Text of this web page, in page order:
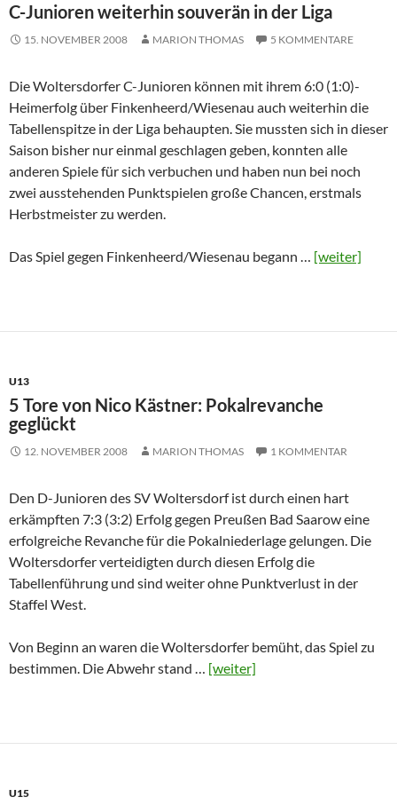
C-Junioren weiterhin souverän in der Liga
15. NOVEMBER 2008 MARION THOMAS 5 KOMMENTARE
Die Woltersdorfer C-Junioren können mit ihrem 6:0 (1:0)-
Heimerfolg über Finkenheerd/Wiesenau auch weiterhin die
Tabellenspitze in der Liga behaupten. Sie mussten sich in dieser
Saison bisher nur einmal geschlagen geben, konnten alle
anderen Spiele für sich verbuchen und haben nun bei noch
zwei ausstehenden Punktspielen große Chancen, erstmals
Herbstmeister zu werden.
Das Spiel gegen Finkenheerd/Wiesenau begann … [weiter]
U13
5 Tore von Nico Kästner: Pokalrevanche
geglückt
12. NOVEMBER 2008 MARION THOMAS 1 KOMMENTAR
Den D-Junioren des SV Woltersdorf ist durch einen hart
erkämpften 7:3 (3:2) Erfolg gegen Preußen Bad Saarow eine
erfolgreiche Revanche für die Pokalniederlage gelungen. Die
Woltersdorfer verteidigten durch diesen Erfolg die
Tabellenführung und sind weiter ohne Punktverlust in der
Staffel West.
Von Beginn an waren die Woltersdorfer bemüht, das Spiel zu
bestimmen. Die Abwehr stand … [weiter]
U15